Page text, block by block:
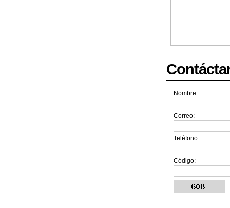
Nombre:
Correo:
Teléfono:
Código: